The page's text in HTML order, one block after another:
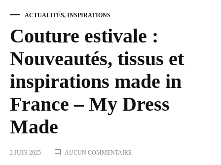
ACTUALITÉS, INSPIRATIONS
Couture estivale :
Nouveautés, tissus et
inspirations made in
France – My Dress
Made
2 JUIN 2025 AUCUN COMMENTAIRESUR